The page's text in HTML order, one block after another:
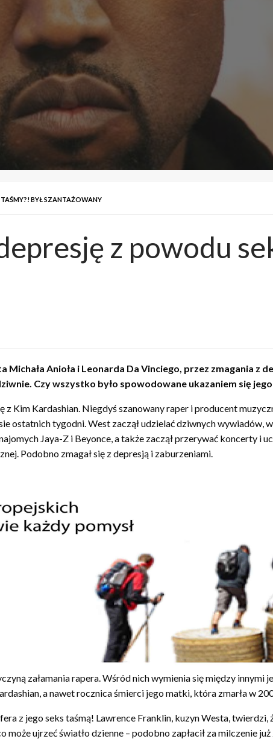
TAŚMY?! BYŁ SZANTAŻOWANY
z powodu
Anioła i Leonarda Da Vinciego, przez zmagania z
Czy wszystko było spowodowane ukazaniem się
z Kim Kardashian. Niegdyś szanowany raper i producent
ostatnich tygodni. West zaczął udzielać dziwnych wywiadów,
Jaya-Z i Beyonce, a także zaczął przerywać koncerty i
Podobno zmagał się z depresją i zaburzeniami.
załamania rapera. Wśród nich wymienia się między innymi
a nawet rocznica śmierci jego matki, która zmarła w
z jego seks taśmą! Lawrence Franklin, kuzyn Westa,
ujrzeć światło dzienne – podobno zapłacił za milczenie